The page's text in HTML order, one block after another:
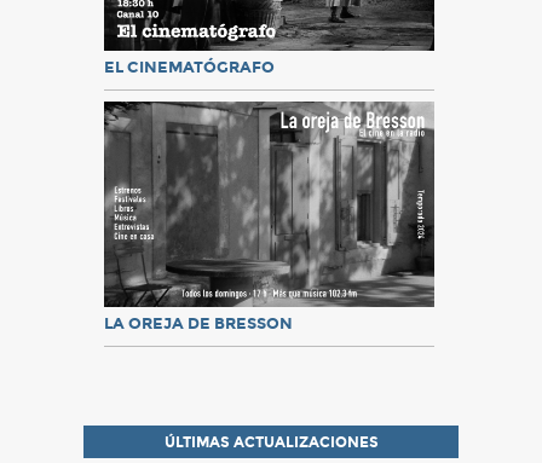
EL CINEMATÓGRAFO
LA OREJA DE BRESSON
ÚLTIMAS ACTUALIZACIONES